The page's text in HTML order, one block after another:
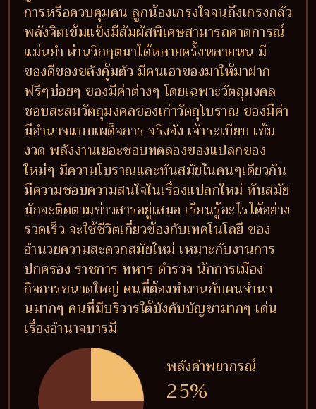
การหรือควบคุมคน ลูกน้องเกรงใจจนถึงเกรงกลัว
พลังจิตเข้มแข็งมีสัมผัสพิเศษสามารถคาดการณ์
แม่นยำ ผ่านวิกฤตมาได้หลายครั้งหลายหน มี
ของดีของขลังคุ้มตัว มีคนเอาของมาให้มาฝาก
ฟรีๆบ่อยๆ ของมีค่าต่างๆ โดยเฉพาะวัตถุมงคล
ชอบสะสมวัตถุมงคลของเก่าวัตถุโบราณ ของมีค่า
มีอำนาจแบบเผด็จการ จริงจัง เจ้าระเบียบ เข้ม
งวด พลังงานเยอะชอบทดลองของแปลกของ
ใหม่ๆ มีความโบราณและทันสมัยในคนๆเดียวกัน
มีความชอบความสนใจในเรื่องแปลกใหม่ ทันสมัย
มักจะติดตามข่าวสารอยู่เสมอ เรียนรู้อะไรได้อย่าง
รวดเร็ว จะใช้ชีวิตเกี่ยวข้องกับเทคโนโลยี ของ
อำนวยความสะดวกสมัยใหม่ เหมาะกับงานการ
ปกครอง ราชการ ทหาร ตำรวจ นักการเมือง
กิจการขนาดใหญ่ คนที่ต้องทำงานกับคนจำนว
นมากๆ คนที่มีบริวารใต้บังคับบัญชามากๆ เด่น
เรื่องอำนาจบารมี
พลังคำพยากรณ์
25%